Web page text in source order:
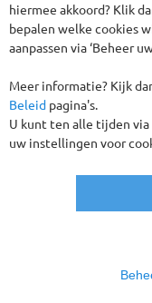
Aan de Belgische
Blankenberge. Brede
indrukwekkend
veelzijdige
historische steden
velden. Gaat u met
hiermee akkoord? Klik
bepalen welke cookies
aanpassen via ‘Beheer
Meer informatie? Kijk
Beleid pagina's.
U kunt ten alle tijden via
uw instellingen voor